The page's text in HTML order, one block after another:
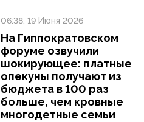
06:38, 19 Июня 2026
На Гиппократовском
форуме озвучили
шокирующее: платные
опекуны получают из
бюджета в 100 раз
больше, чем кровные
многодетные семьи